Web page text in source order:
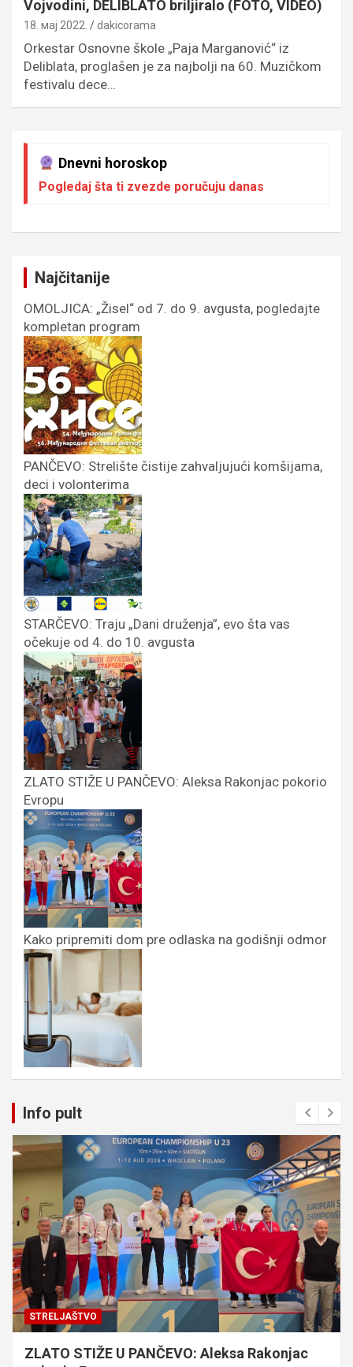
Vojvodini, DELIBLATO briljiralo (FOTO, VIDEO)
18. мај 2022. dakicorama
Orkestar Osnovne škole „Paja Marganović“ iz
Deliblata, proglašen je za najbolji na 60. Muzičkom
festivalu dece…
Dnevni horoskop
Pogledaj šta ti zvezde poručuju danas
Najčitanije
OMOLJICA: „Žisel“ od 7. do 9. avgusta, pogledajte
kompletan program
PANČEVO: Strelište čistije zahvaljujući komšijama,
deci i volonterima
STARČEVO: Traju „Dani druženja”, evo šta vas
očekuje od 4. do 10. avgusta
ZLATO STIŽE U PANČEVO: Aleksa Rakonjac pokorio
Evropu
Kako pripremiti dom pre odlaska na godišnji odmor
Info pult
STRELJAŠTVO
ZLATO STIŽE U PANČEVO: Aleksa Rakonjac